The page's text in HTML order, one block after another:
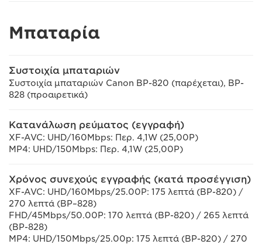
Μπαταρία
Συστοιχία μπαταριών
Συστοιχία μπαταριών Canon BP-820 (παρέχεται), BP-
828 (προαιρετικά)
Κατανάλωση ρεύματος (εγγραφή)
XF-AVC: UHD/160Mbps: Περ. 4,1W (25,00P)
MP4: UHD/150Mbps: Περ. 4,1W (25,00P)
Χρόνος συνεχούς εγγραφής (κατά προσέγγιση)
XF-AVC: UHD/160Mbps/25.00P: 175 λεπτά (BP-820) /
270 λεπτά (BP–828)
FHD/45Mbps/50.00P: 170 λεπτά (BP-820) / 265 λεπτά
(BP-828)
MP4: UHD/150Mbps/25.00p: 175 λεπτά (BP-820) / 270